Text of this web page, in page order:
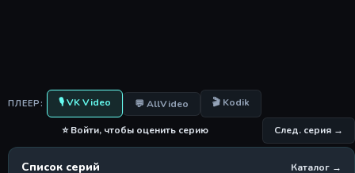
ПЛЕЕР: 🎙 VK Video 💬 AllVideo 🎬 Kodik
⭐ Войти, чтобы оценить серию След. серия →
Список серий Каталог →